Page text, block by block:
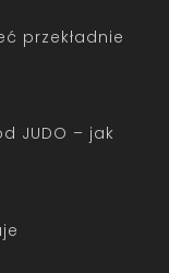
przekładnie
JUDO – jak